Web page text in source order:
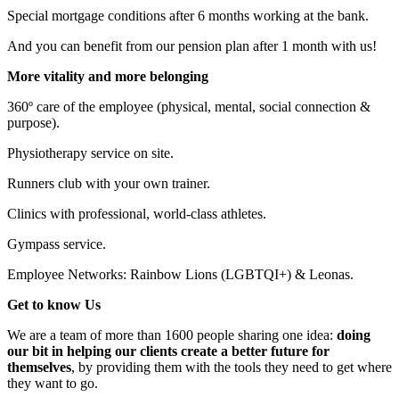
Special mortgage conditions after 6 months working at the bank.
And you can benefit from our pension plan after 1 month with us!
More vitality and more belonging
360º care of the employee (physical, mental, social connection &
purpose).
Physiotherapy service on site.
Runners club with your own trainer.
Clinics with professional, world-class athletes.
Gympass service.
Employee Networks: Rainbow Lions (LGBTQI+) & Leonas.
Get to know Us
We are a team of more than 1600 people sharing one idea: doing
our bit in helping our clients create a better future for
themselves, by providing them with the tools they need to get where
they want to go.